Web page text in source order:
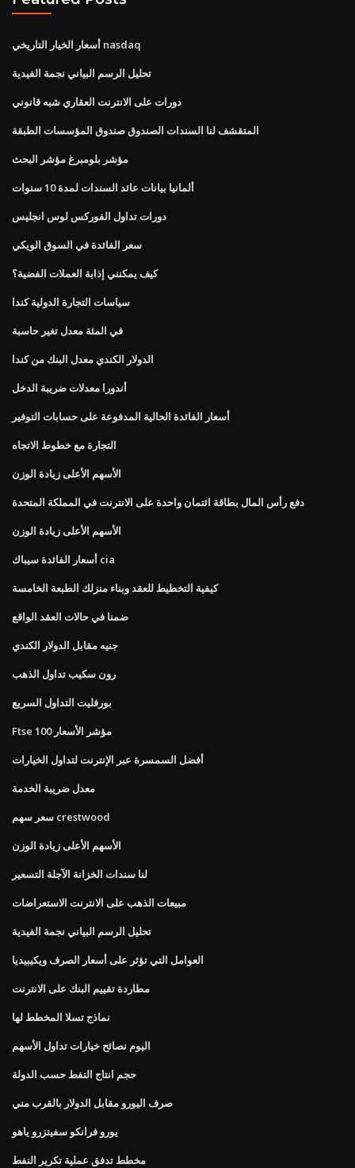
أسعار الخيار التاريخي nasdaq
تحليل الرسم البياني نجمة الفيدية
دورات على الانترنت العقاري شبه قانوني
المتقشف لنا السندات الصندوق صندوق المؤسسات الطبقة
مؤشر بلومبرغ مؤشر البحث
ألمانيا بيانات عائد السندات لمدة 10 سنوات
دورات تداول الفوركس لوس انجليس
سعر الفائدة في السوق الويكي
كيف يمكنني إذابة العملات الفضية؟
سياسات التجارة الدولية كندا
في المئة معدل تغير حاسبة
الدولار الكندي معدل البنك من كندا
أندورا معدلات ضريبة الدخل
أسعار الفائدة الحالية المدفوعة على حسابات التوفير
التجارة مع خطوط الاتجاه
الأسهم الأعلى زيادة الوزن
دفع رأس المال بطاقة ائتمان واحدة على الانترنت في المملكة المتحدة
الأسهم الأعلى زيادة الوزن
أسعار الفائدة سيباك cia
كيفية التخطيط للعقد وبناء منزلك الطبعة الخامسة
ضمنا في حالات العقد الواقع
جنيه مقابل الدولار الكندي
رون سكيب تداول الذهب
بورفليت التداول السريع
Ftse 100 مؤشر الأسعار
أفضل السمسرة عبر الإنترنت لتداول الخيارات
معدل ضريبة الخدمة
سعر سهم crestwood
الأسهم الأعلى زيادة الوزن
لنا سندات الخزانة الآجلة التسعير
مبيعات الذهب على الانترنت الاستعراضات
تحليل الرسم البياني نجمة الفيدية
العوامل التي تؤثر على أسعار الصرف ويكيبيديا
مطاردة تقييم البنك على الانترنت
نماذج تسلا المخطط لها
اليوم نصائح خيارات تداول الأسهم
حجم انتاج النفط حسب الدولة
صرف اليورو مقابل الدولار بالقرب مني
يورو فرانكو سفيتزرو ياهو
مخطط تدفق عملية تكرير النفط